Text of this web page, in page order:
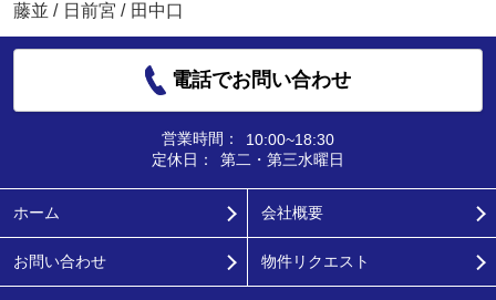
藤並 / 日前宮 / 田中口
電話でお問い合わせ
営業時間：
10:00~18:30
定休日：
第二・第三水曜日
ホーム 会社概要
お問い合わせ 物件リクエスト